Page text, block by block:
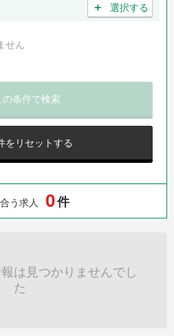
＋ 選択する
せん
をリセットする
の条件で検索
う求人 0件
は見つかりませんでし
た